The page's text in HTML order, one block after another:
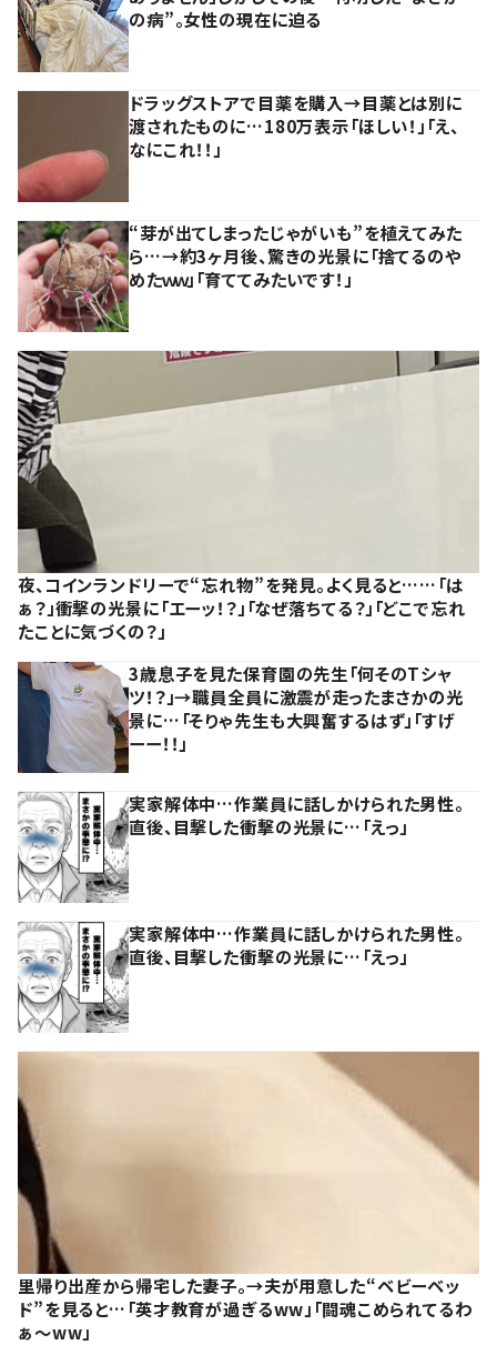
の病”。女性の現在に迫る
ドラッグストアで目薬を購入→目薬とは別に
渡されたものに…180万表示「ほしい！」「え、
なにこれ！！」
“芽が出てしまったじゃがいも”を植えてみた
ら…→約3ヶ月後、驚きの光景に「捨てるのや
めたｗｗ」「育ててみたいです！」
夜、コインランドリーで“忘れ物”を発見。よく見ると……「は
ぁ？」衝撃の光景に「エーッ！？」「なぜ落ちてる？」「どこで忘れ
たことに気づくの？」
3歳息子を見た保育園の先生「何そのTシャ
ツ！？」→職員全員に激震が走ったまさかの光
景に…「そりゃ先生も大興奮するはず」「すげ
ーー！！」
実家解体中…作業員に話しかけられた男性。
直後、目撃した衝撃の光景に…「えっ」
実家解体中…作業員に話しかけられた男性。
直後、目撃した衝撃の光景に…「えっ」
里帰り出産から帰宅した妻子。→夫が用意した“ベビーベッ
ド”を見ると…「英才教育が過ぎるww」「闘魂こめられてるわ
ぁ～ww」